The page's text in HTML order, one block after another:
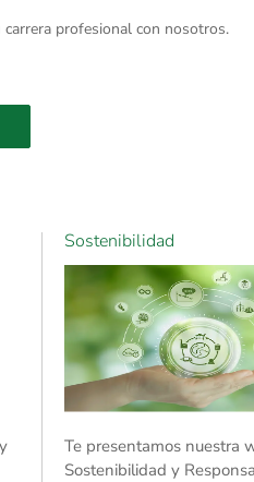
profesional con nosotros.
Sostenibilidad
Te presentamos nuestra
Sostenibilidad y